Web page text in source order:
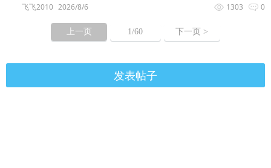
0
1303
飞飞2010 2026/8/6
上一页 1/60 下一页 >
发表帖子